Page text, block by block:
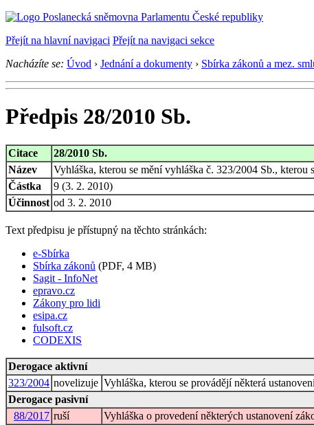
Přejít na hlavní navigaci Přejít na navigaci sekce
Nacházíte se: Úvod › Jednání a dokumenty › Sbírka zákonů a mez.
Předpis 28/2010 Sb.
Citace
28/2010 Sb.
Název
Vyhláška, kterou se mění vyhláška č. 323/2004 Sb.,
Částka
9 (3. 2. 2010)
Účinnost od 3. 2. 2010
Text předpisu je přístupný na těchto stránkách:
e-Sbírka
Sbírka zákonů (PDF, 4 MB)
Sagit - InfoNet
epravo.cz
Zákony pro lidi
esipa.cz
fulsoft.cz
CODEXIS
Derogace aktivní
323/2004 novelizuje Vyhláška, kterou se provádějí některá
Derogace pasivní
88/2017 ruší
Vyhláška o provedení některých ustanovení